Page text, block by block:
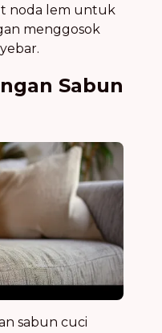
noda lem untuk
menggosok
Sabun
sabun cuci